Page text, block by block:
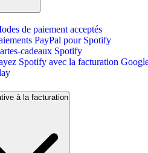
de paiement acceptés
PayPal pour Spotify
cadeaux Spotify
Spotify avec la facturation
à la facturation